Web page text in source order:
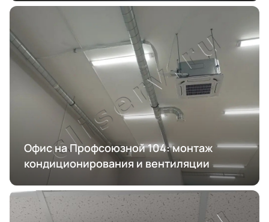
Офис на Профсоюзной 104: монтаж
кондиционирования и вентиляции